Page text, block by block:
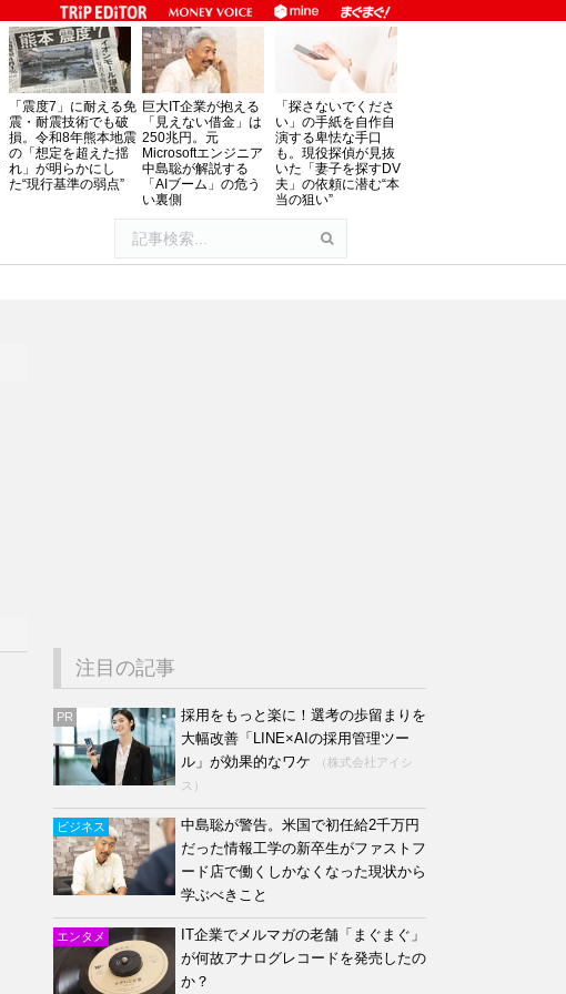
「震度7」に耐える免
震・耐震技術でも破
損。令和8年熊本地震
の「想定を超えた揺
れ」が明らかにし
た“現行基準の弱点”
巨大IT企業が抱える
「見えない借金」は
250兆円。元
Microsoftエンジニア
中島聡が解説する
「AIブーム」の危う
い裏側
「探さないでくださ
い」の手紙を自作自
演する卑怯な手口
も。現役探偵が見抜
いた「妻子を探すDV
夫」の依頼に潜む“本
当の狙い”
注目の記事
PR
採用をもっと楽に！選考の歩留まりを
大幅改善「LINE×AIの採用管理ツー
ル」が効果的なワケ
（株式会社アイシ
ス）
ビジネス
中島聡が警告。米国で初任給2千万円
だった情報工学の新卒生がファストフ
ード店で働くしかなくなった現状から
学ぶべきこと
エンタメ
IT企業でメルマガの老舗「まぐまぐ」
が何故アナログレコードを発売したの
か？